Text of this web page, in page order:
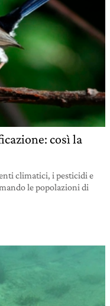
così la
climatici, i pesticidi e
le popolazioni di